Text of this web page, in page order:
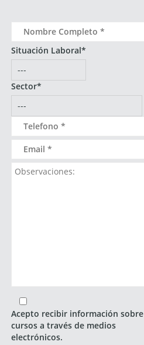
Situación Laboral*
Sector*
Acepto recibir información sobre
cursos a través de medios
electrónicos.